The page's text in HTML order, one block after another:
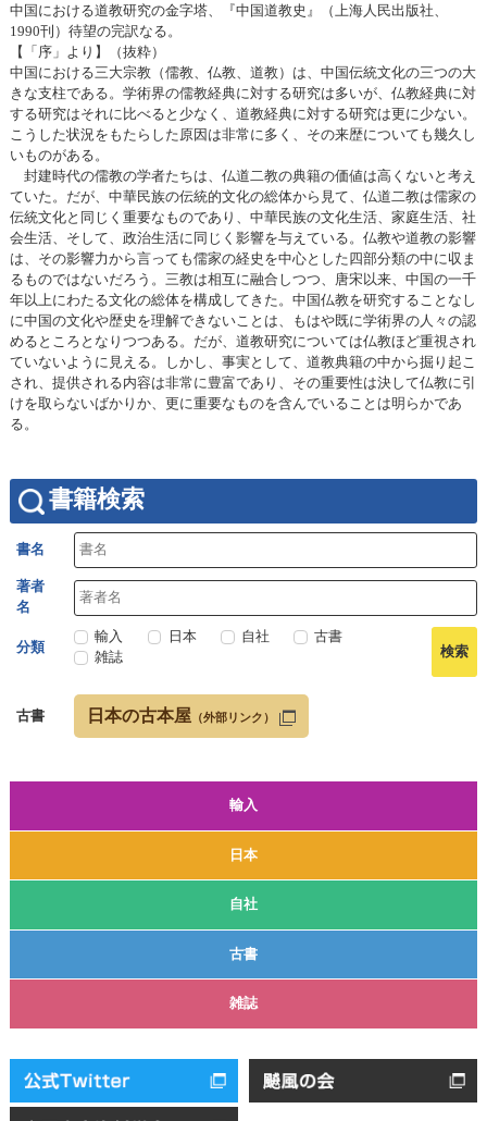
輸入
日本
自社
古書
雑誌
中国における道教研究の金字塔、『中国道教史』（上海人民出版社、
1990刊）待望の完訳なる。
【「序」より】（抜粋）
中国における三大宗教（儒教、仏教、道教）は、中国伝統文化の三つの大
きな支柱である。学術界の儒教経典に対する研究は多いが、仏教経典に対
する研究はそれに比べると少なく、道教経典に対する研究は更に少ない。
こうした状況をもたらした原因は非常に多く、その来歴についても幾久し
いものがある。
封建時代の儒教の学者たちは、仏道二教の典籍の価値は高くないと考え
ていた。だが、中華民族の伝統的文化の総体から見て、仏道二教は儒家の
伝統文化と同じく重要なものであり、中華民族の文化生活、家庭生活、社
会生活、そして、政治生活に同じく影響を与えている。仏教や道教の影響
は、その影響力から言っても儒家の経史を中心とした四部分類の中に収ま
るものではないだろう。三教は相互に融合しつつ、唐宋以来、中国の一千
年以上にわたる文化の総体を構成してきた。中国仏教を研究することなし
に中国の文化や歴史を理解できないことは、もはや既に学術界の人々の認
めるところとなりつつある。だが、道教研究については仏教ほど重視され
ていないように見える。しかし、事実として、道教典籍の中から掘り起こ
され、提供される内容は非常に豊富であり、その重要性は決して仏教に引
けを取らないばかりか、更に重要なものを含んでいることは明らかであ
る。
書籍検索
書名
著者
名
分類
輸入 日本 自社
古書
雑誌
古書 日本の古本屋 （外部リンク）